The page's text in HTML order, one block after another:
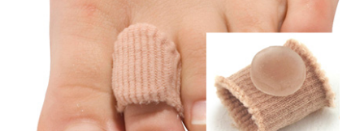
worden
op
de
productpagina